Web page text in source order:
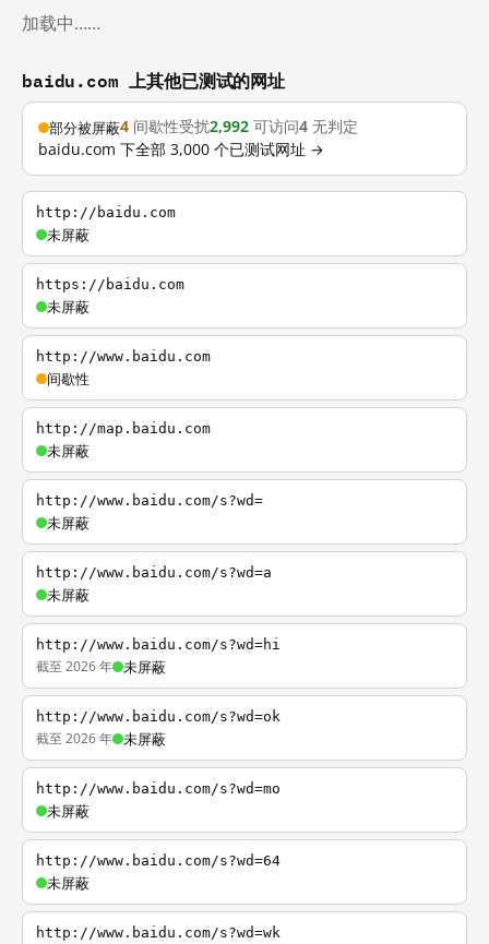
加载中……
baidu.com 上其他已测试的网址
部分被屏蔽4 间歇性受扰2,992 可访问4 无判定
baidu.com 下全部 3,000 个已测试网址 →
http://baidu.com
未屏蔽
https://baidu.com
未屏蔽
http://www.baidu.com
间歇性
http://map.baidu.com
未屏蔽
http://www.baidu.com/s?wd=
未屏蔽
http://www.baidu.com/s?wd=a
未屏蔽
http://www.baidu.com/s?wd=hi
截至 2026 年 未屏蔽
http://www.baidu.com/s?wd=ok
截至 2026 年 未屏蔽
http://www.baidu.com/s?wd=mo
未屏蔽
http://www.baidu.com/s?wd=64
未屏蔽
http://www.baidu.com/s?wd=wk